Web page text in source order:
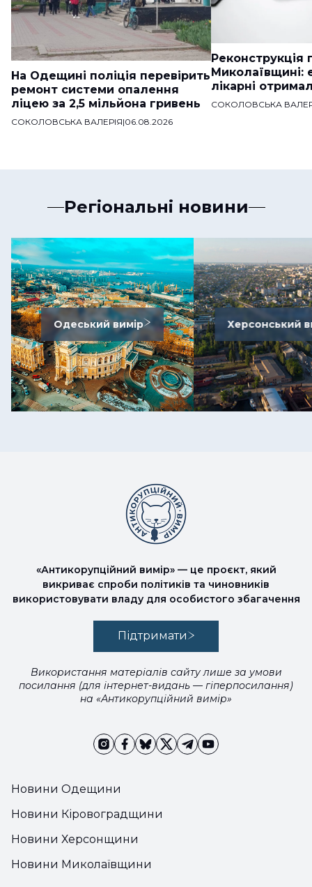
На Одещині поліція перевірить
ремонт системи опалення
ліцею за 2,5 мільйона гривень
СОКОЛОВСЬКА ВАЛЕРІЯ|06.08.2026
Реконструкція
Миколаївщині:
лікарні
СОКОЛОВСЬКА
Регіональні новини
Одеський вимір Херсонський
Новини Одещини
Новини Кіровоградщини
Новини Херсонщини
Новини Миколаївщини
«Антикорупційний вимір» — це проєкт, який
викриває спроби політиків та чиновників
використовувати владу для особистого збагачення
Підтримати
Використання матеріалів сайту лише за умови
посилання (для інтернет-видань — гіперпосилання)
на «Антикорупційний вимір»